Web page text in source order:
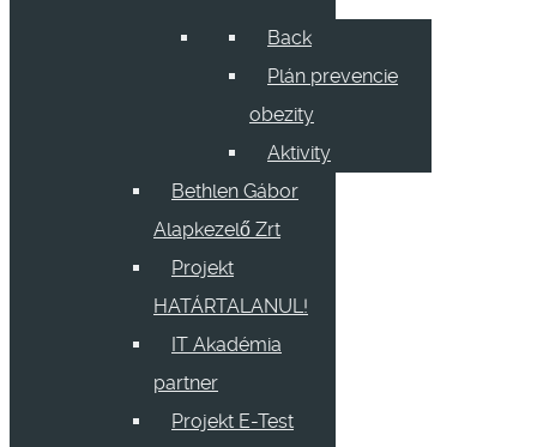
Back
Plán prevencie
obezity
Aktivity
Bethlen Gábor
Alapkezelő Zrt
Projekt
HATÁRTALANUL!
IT Akadémia
partner
Projekt E-Test